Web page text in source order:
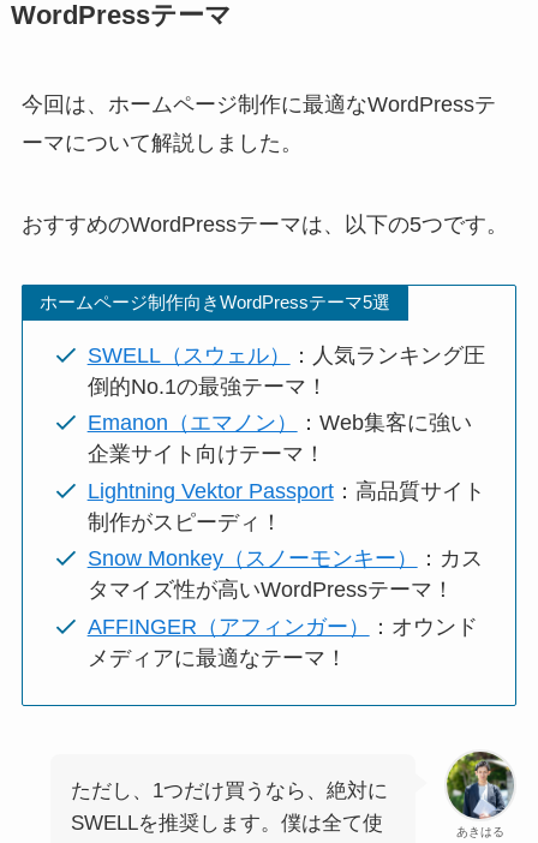
WordPressテーマ
今回は、ホームページ制作に最適なWordPressテ
ーマについて解説しました。
おすすめのWordPressテーマは、以下の5つです。
ホームページ制作向きWordPressテーマ5選
SWELL（スウェル）
：人気ランキング圧
倒的No.1の最強テーマ！
Emanon（エマノン）
：Web集客に強い
企業サイト向けテーマ！
Lightning Vektor Passport：高品質サイト
制作がスピーディ！
Snow Monkey（スノーモンキー）
：カス
タマイズ性が高いWordPressテーマ！
AFFINGER（アフィンガー）
：オウンド
メディアに最適なテーマ！
あきはる
ただし、1つだけ買うなら、絶対に
SWELLを推奨します。僕は全て使